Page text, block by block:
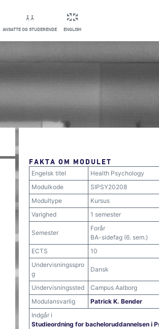
ANSATTE OG STUDERENDE ENGLISH
FAKTA OM MODULET
Engelsk titel
Health Psychology
Modulkode
SIPSY20208
Modultype
Kursus
Varighed
1 semester
Semester
Forår
BA-sidefag (6. sem.)
ECTS
10
Undervisningsspro
g
Dansk
Undervisningssted
Campus Aalborg
Modulansvarlig
Patrick K. Bender
Indgår i
Studieordning for bacheloruddannelsen i